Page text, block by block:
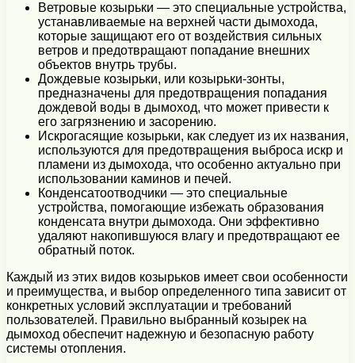
Ветровые козырьки — это специальные устройства,
устанавливаемые на верхней части дымохода,
которые защищают его от воздействия сильных
ветров и предотвращают попадание внешних
объектов внутрь трубы.
Дождевые козырьки, или козырьки-зонты,
предназначены для предотвращения попадания
дождевой воды в дымоход, что может привести к
его загрязнению и засорению.
Искрогасящие козырьки, как следует из их названия,
используются для предотвращения выброса искр и
пламени из дымохода, что особенно актуально при
использовании каминов и печей.
Конденсатоотводчики — это специальные
устройства, помогающие избежать образования
конденсата внутри дымохода. Они эффективно
удаляют накопившуюся влагу и предотвращают ее
обратный поток.
Каждый из этих видов козырьков имеет свои особенности
и преимущества, и выбор определенного типа зависит от
конкретных условий эксплуатации и требований
пользователей. Правильно выбранный козырек на
дымоход обеспечит надежную и безопасную работу
системы отопления.